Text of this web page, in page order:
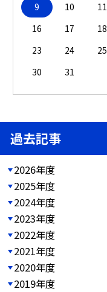
9
10 11
16
17 18
23
24 25
30
31
過去記事
2026年度
2025年度
2024年度
2023年度
2022年度
2021年度
2020年度
2019年度